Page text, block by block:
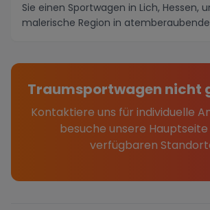
Sie einen Sportwagen in Lich, Hessen,
malerische Region in
Traumsportwagen nicht
Kontaktiere uns für individuelle
besuche unsere
verfügbaren